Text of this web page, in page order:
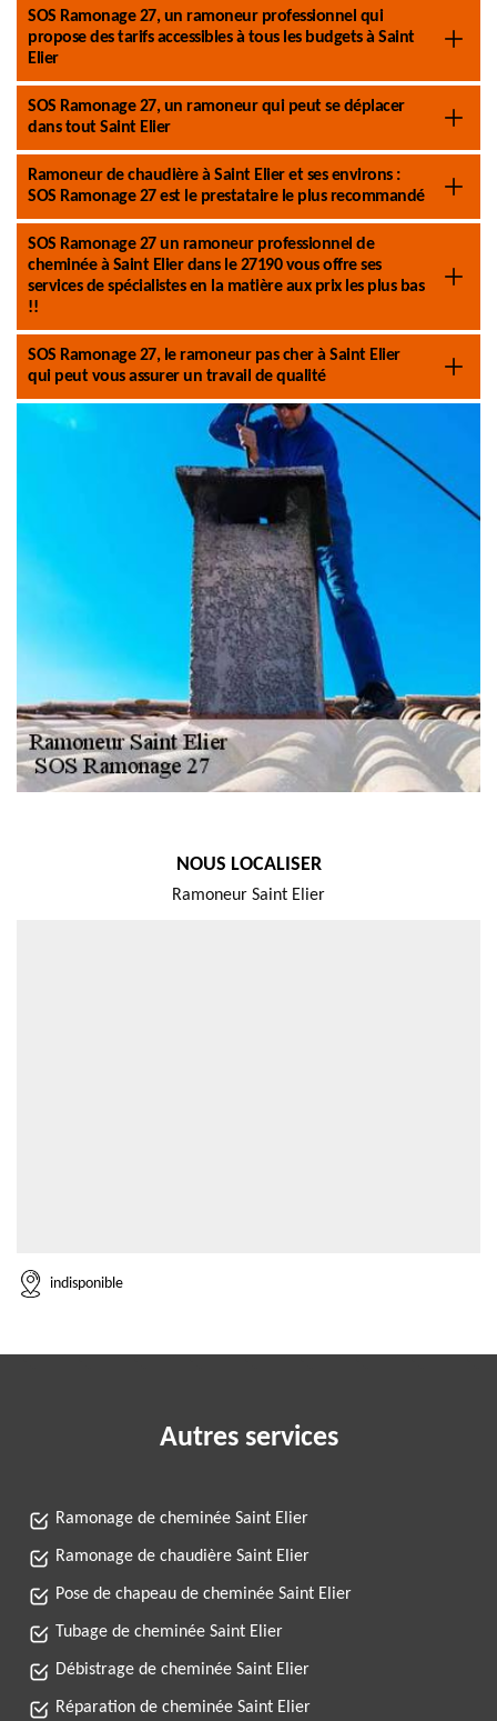
SOS Ramonage 27, un ramoneur professionnel qui
propose des tarifs accessibles à tous les budgets à Saint
Elier
SOS Ramonage 27, un ramoneur qui peut se déplacer
dans tout Saint Elier
Ramoneur de chaudière à Saint Elier et ses environs :
SOS Ramonage 27 est le prestataire le plus recommandé
SOS Ramonage 27 un ramoneur professionnel de
cheminée à Saint Elier dans le 27190 vous offre ses
services de spécialistes en la matière aux prix les plus bas
!!
SOS Ramonage 27, le ramoneur pas cher à Saint Elier
qui peut vous assurer un travail de qualité
NOUS LOCALISER
Ramoneur Saint Elier
indisponible
Autres services
Ramonage de cheminée Saint Elier
Ramonage de chaudière Saint Elier
Pose de chapeau de cheminée Saint Elier
Tubage de cheminée Saint Elier
Débistrage de cheminée Saint Elier
Réparation de cheminée Saint Elier